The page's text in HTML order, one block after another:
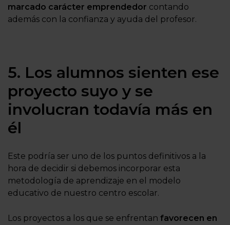
marcado carácter emprendedor contando
además con la confianza y ayuda del profesor.
5. Los alumnos sienten ese
proyecto suyo y se
involucran todavía más en
él
Este podría ser uno de los puntos definitivos a la
hora de decidir si debemos incorporar esta
metodología de aprendizaje en el modelo
educativo de nuestro centro escolar.
Los proyectos a los que se enfrentan favorecen en